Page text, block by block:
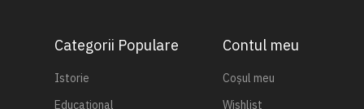
Categorii Populare
Istorie
Educațional
Contul meu
Coșul meu
Wishlist